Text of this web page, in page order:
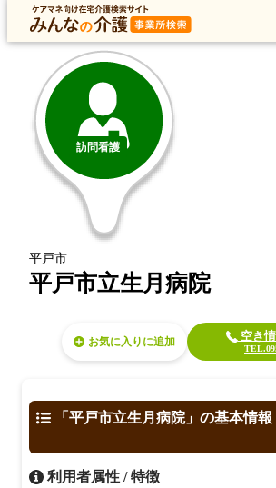
トップ データ
トップ 長崎県 平戸市 訪問看護 平戸市立生月病院
訪問看護
平戸市
平戸市立生月病院
お気に入り 空き
「平戸市立生月病院」の基本情報
利用者属性 / 特徴